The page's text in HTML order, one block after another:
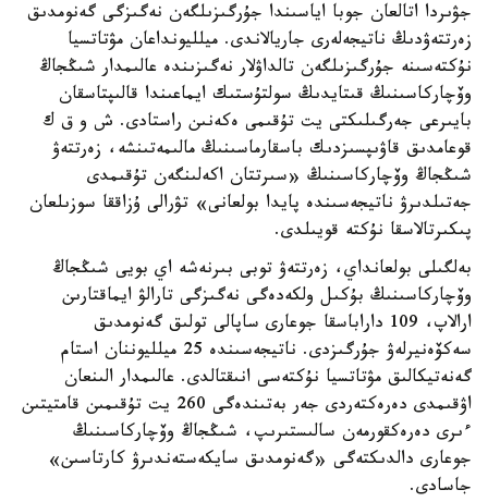
جۋىردا اتالعان جوبا اياسىندا جۇرگىزىلگەن نەگىزگى گەنومدىق
زەرتتەۋدىڭ ناتيجەلەرى جاريالاندى. ميلليونداعان مۋتاتسيا
نۇكتەسىنە جۇرگىزىلگەن تالداۋلار نەگىزىندە عالىمدار شىڭجاڭ
وۆچاركاسىنىڭ قىتايدىڭ سولتۇستىك ايماعىندا قالىپتاسقان
بايىرعى جەرگىلىكتى يت تۇقىمى ەكەنىن راستادى. ش و ق ك
قوعامدىق قاۋىپسىزدىك باسقارماسىنىڭ مالىمەتىنشە، زەرتتەۋ
شىڭجاڭ وۆچاركاسىنىڭ «سىرتتان اكەلىنگەن تۇقىمدى
جەتىلدىرۋ ناتيجەسىندە پايدا بولعانى» تۋرالى ۇزاققا سوزىلعان
پىكىرتالاسقا نۇكتە قويىلدى.
بەلگىلى بولعانداي، زەرتتەۋ توبى بىرنەشە اي بويى شىڭجاڭ
وۆچاركاسىنىڭ بۇكىل ولكەدەگى نەگىزگى تارالۋ ايماقتارىن
ارالاپ، 109 داراباسقا جوعارى ساپالى تولىق گەنومدىق
سەكۆەنيرلەۋ جۇرگىزدى. ناتيجەسىندە 25 ميلليوننان استام
گەنەتيكالىق مۋتاتسيا نۇكتەسى انىقتالدى. عالىمدار الىنعان
اۋقىمدى دەرەكتەردى جەر بەتىندەگى 260 يت تۇقىمىن قامتيتىن
ءىرى دەرەكقورمەن سالىستىرىپ، شىڭجاڭ وۆچاركاسىنىڭ
جوعارى دالدىكتەگى «گەنومدىق سايكەستەندىرۋ كارتاسىن»
جاسادى.